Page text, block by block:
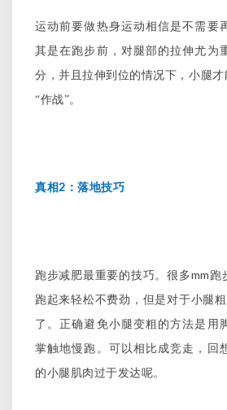
运动前要做热身运动相信是不需要
其是在跑步前，对腿部的拉伸尤为
分，并且拉伸到位的情况下，小腿才
“作战”。
真相2 ：落地技巧
跑步减肥最重要的技巧。很多mm 跑
跑起来轻松不费劲，但是对于小腿
了。正确避免小腿变粗的方法是用
掌触地慢跑。可以相比成竞走，回
的小腿肌肉过于发达呢。